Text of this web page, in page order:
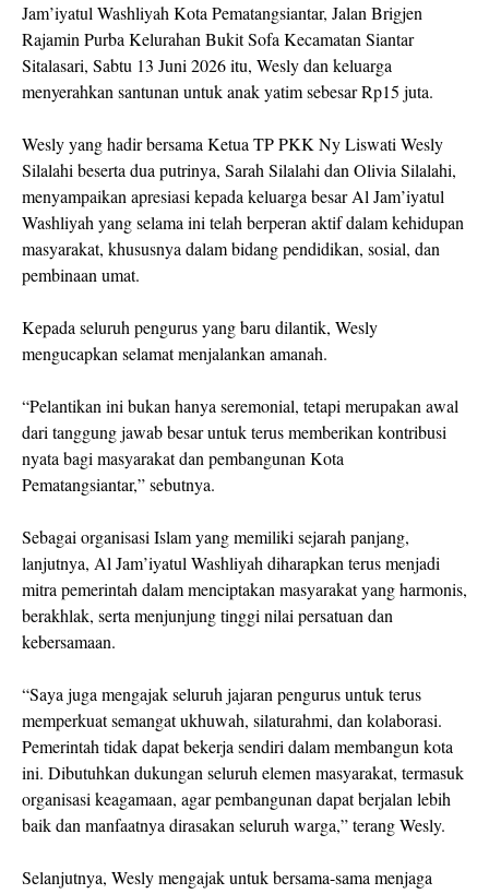
Jam’iyatul Washliyah Kota Pematangsiantar, Jalan Brigjen
Rajamin Purba Kelurahan Bukit Sofa Kecamatan Siantar
Sitalasari, Sabtu 13 Juni 2026 itu, Wesly dan keluarga
menyerahkan santunan untuk anak yatim sebesar Rp15 juta.
Wesly yang hadir bersama Ketua TP PKK Ny Liswati Wesly
Silalahi beserta dua putrinya, Sarah Silalahi dan Olivia Silalahi,
menyampaikan apresiasi kepada keluarga besar Al Jam’iyatul
Washliyah yang selama ini telah berperan aktif dalam kehidupan
masyarakat, khususnya dalam bidang pendidikan, sosial, dan
pembinaan umat.
Kepada seluruh pengurus yang baru dilantik, Wesly
mengucapkan selamat menjalankan amanah.
“Pelantikan ini bukan hanya seremonial, tetapi merupakan awal
dari tanggung jawab besar untuk terus memberikan kontribusi
nyata bagi masyarakat dan pembangunan Kota
Pematangsiantar,” sebutnya.
Sebagai organisasi Islam yang memiliki sejarah panjang,
lanjutnya, Al Jam’iyatul Washliyah diharapkan terus menjadi
mitra pemerintah dalam menciptakan masyarakat yang harmonis,
berakhlak, serta menjunjung tinggi nilai persatuan dan
kebersamaan.
“Saya juga mengajak seluruh jajaran pengurus untuk terus
memperkuat semangat ukhuwah, silaturahmi, dan kolaborasi.
Pemerintah tidak dapat bekerja sendiri dalam membangun kota
ini. Dibutuhkan dukungan seluruh elemen masyarakat, termasuk
organisasi keagamaan, agar pembangunan dapat berjalan lebih
baik dan manfaatnya dirasakan seluruh warga,” terang Wesly.
Selanjutnya, Wesly mengajak untuk bersama-sama menjaga